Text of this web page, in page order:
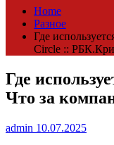
Home
Разное
Где
Circle ::
Где
Что за
admin 10.07.2025